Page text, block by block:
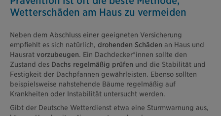
Wetterschäden am Haus zu vermeiden
Neben dem Abschluss einer geeigneten Versicherung
empfiehlt es sich natürlich, drohenden Schäden an Haus und
Hausrat vorzubeugen. Ein Dachdecker*innen sollte den
Zustand des Dachs regelmäßig prüfen und die Stabilität und
Festigkeit der Dachpfannen gewährleisten. Ebenso sollten
beispielsweise nahstehende Bäume regelmäßig auf
Krankheiten oder Instabilität untersucht werden.
Gibt der Deutsche Wetterdienst etwa eine Sturmwarnung aus,